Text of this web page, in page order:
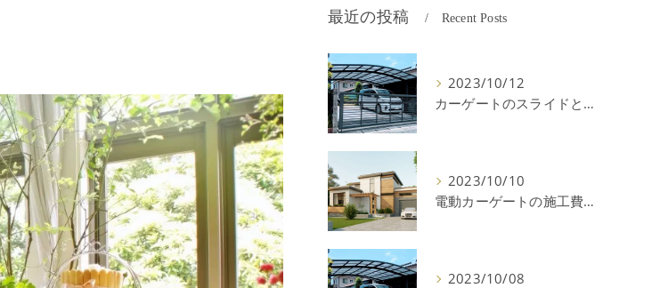
最近の投稿 Recent Posts
2023/10/12
カーゲートのスライドと跳ね上げの違いやメリットデメリットを解説！
2023/10/10
電動カーゲートの施工費用はいくら？耐用年数や注意点を解説！
2023/10/08